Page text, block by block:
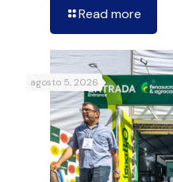
Read more
agosto 5, 2026